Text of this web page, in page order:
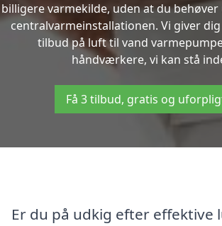
billigere varmekilde, uden at du
centralvarmeinstallationen. Vi giver
tilbud på luft til vand
håndværkere, vi kan stå
Få 3 tilbud, gratis og
Er du på udkig efter effektive